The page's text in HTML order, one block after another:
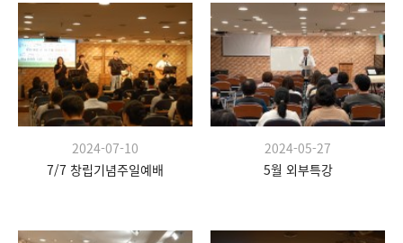
2024-07-10
7/7 창립기념주일예배
2024-05-27
5월 외부특강